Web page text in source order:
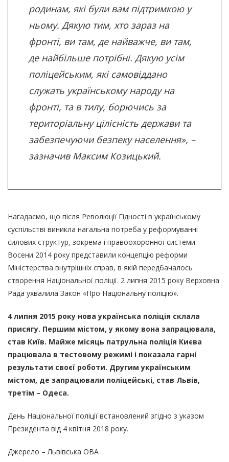
родинам, які були вам підтримкою у
ньому. Дякую тим, хто зараз на
фронті, ви там, де найважче, ви там,
де найбільше потрібні. Дякую усім
поліцейським, які самовіддано
служать українському народу на
фронті, та в тилу, борючись за
територіальну цілісність держави та
забезпечуючи безпеку населення», –
зазначив Максим Козицький.
Нагадаємо, що після Революції Гідності в українському
суспільстві виникла нагальна потреба у реформуванні
силових структур, зокрема і правоохоронної системи.
Восени 2014 року представили концепцію реформи
Міністерства внутрішніх справ, в якій передбачалось
створення Національної поліції. 2 липня 2015 року Верховна
Рада ухвалила Закон «Про Національну поліцію».
4 липня 2015 року нова українська поліція склала
присягу. Першим містом, у якому вона запрацювала,
став Київ. Майже місяць патрульна поліція Києва
працювала в тестовому режимі і показала гарні
результати своєї роботи. Другим українським
містом, де запрацювали поліцейські, став Львів,
третім – Одеса.
День Національної поліції встановлений згідно з указом
Президента від 4 квітня 2018 року.
Джерело – Львівська ОВА